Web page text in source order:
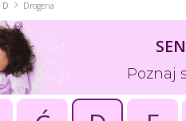
D Drogeria
Poznaj